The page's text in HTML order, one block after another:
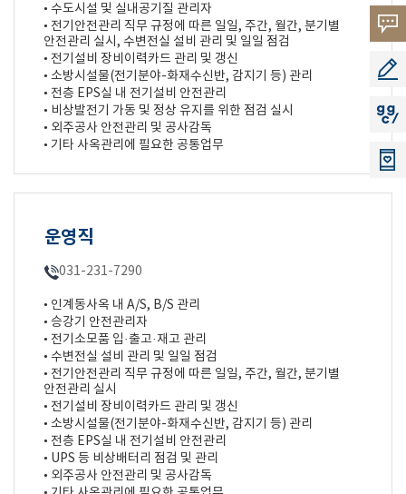
고객의
소리
공모
지지
• 수도시설 및 실내공기질 관리자
• 전기안전관리 직무 규정에 따른 일일, 주간, 월간, 분기별
안전관리 실시, 수변전실 설비 관리 및 일일 점검
• 전기설비 장비이력카드 관리 및 갱신
• 소방시설물(전기분야-화재수신반, 감지기 등) 관리
• 전층 EPS실 내 전기설비 안전관리
• 비상발전기 가동 및 정상 유지를 위한 점검 실시
• 외주공사 안전관리 및 공사감독
• 기타 사옥관리에 필요한 공통업무
운영직
031-231-7290
• 인계동사옥 내 A/S, B/S 관리
• 승강기 안전관리자
• 전기소모품 입·출고·재고 관리
• 수변전실 설비 관리 및 일일 점검
• 전기안전관리 직무 규정에 따른 일일, 주간, 월간, 분기별
안전관리 실시
• 전기설비 장비이력카드 관리 및 갱신
• 소방시설물(전기분야-화재수신반, 감지기 등) 관리
• 전층 EPS실 내 전기설비 안전관리
• UPS 등 비상배터리 점검 및 관리
• 외주공사 안전관리 및 공사감독